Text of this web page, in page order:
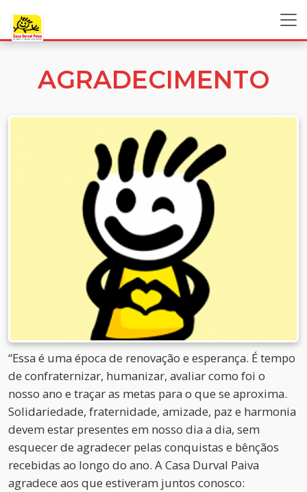
AGRADECIMENTO
“Essa é uma época de renovação e esperança. É tempo
de confraternizar, humanizar, avaliar como foi o
nosso ano e traçar as metas para o que se aproxima.
Solidariedade, fraternidade, amizade, paz e harmonia
devem estar presentes em nosso dia a dia, sem
esquecer de agradecer pelas conquistas e bênçãos
recebidas ao longo do ano. A Casa Durval Paiva
agradece aos que estiveram juntos conosco: